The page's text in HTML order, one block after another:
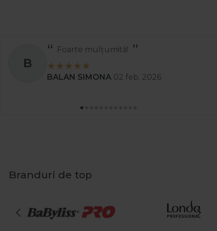
B
Foarte mulțumită!
BALAN SIMONA 02 feb. 2026
Branduri de top